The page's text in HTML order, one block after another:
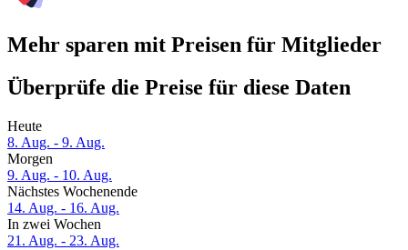
Mehr sparen mit Preisen für Mitglieder
Überprüfe die Preise für diese Daten
Heute
8. Aug. - 9. Aug.
Morgen
9. Aug. - 10. Aug.
Nächstes Wochenende
14. Aug. - 16. Aug.
In zwei Wochen
21. Aug. - 23. Aug.